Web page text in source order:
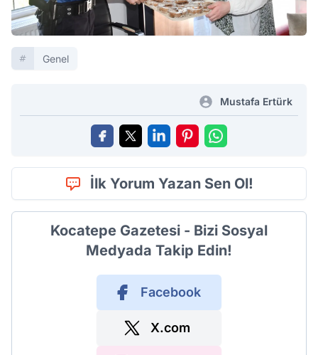
Genel
Mustafa Ertürk
İlk Yorum Yazan Sen Ol!
Kocatepe Gazetesi - Bizi Sosyal
Medyada Takip Edin!
Facebook
X.com